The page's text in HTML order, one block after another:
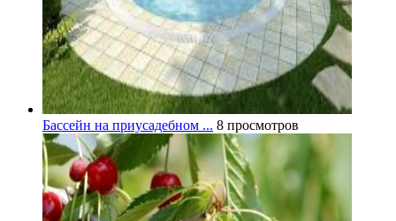
Бассейн на приусадебном ... 8 просмотров